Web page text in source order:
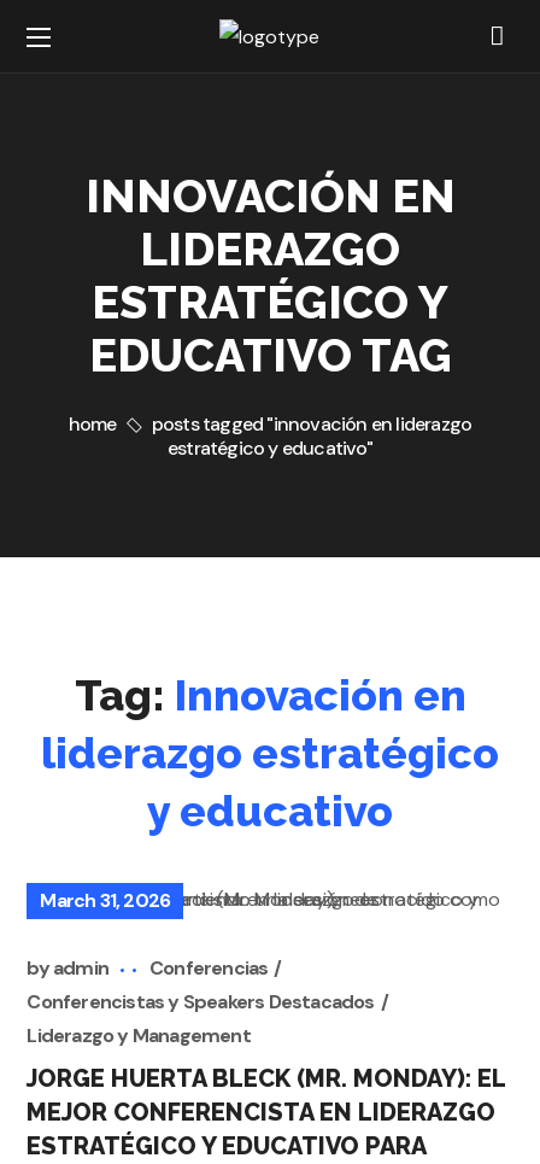
INNOVACIÓN EN
LIDERAZGO
ESTRATÉGICO Y
EDUCATIVO TAG
home
posts tagged "innovación en liderazgo
estratégico y educativo"
Tag: Innovación en
liderazgo estratégico
y educativo
March 31, 2026
byadmin
Conferencias
Conferencistas y Speakers Destacados
Liderazgo y Management
JORGE HUERTA BLECK (MR. MONDAY): EL
MEJOR CONFERENCISTA EN LIDERAZGO
ESTRATÉGICO Y EDUCATIVO PARA